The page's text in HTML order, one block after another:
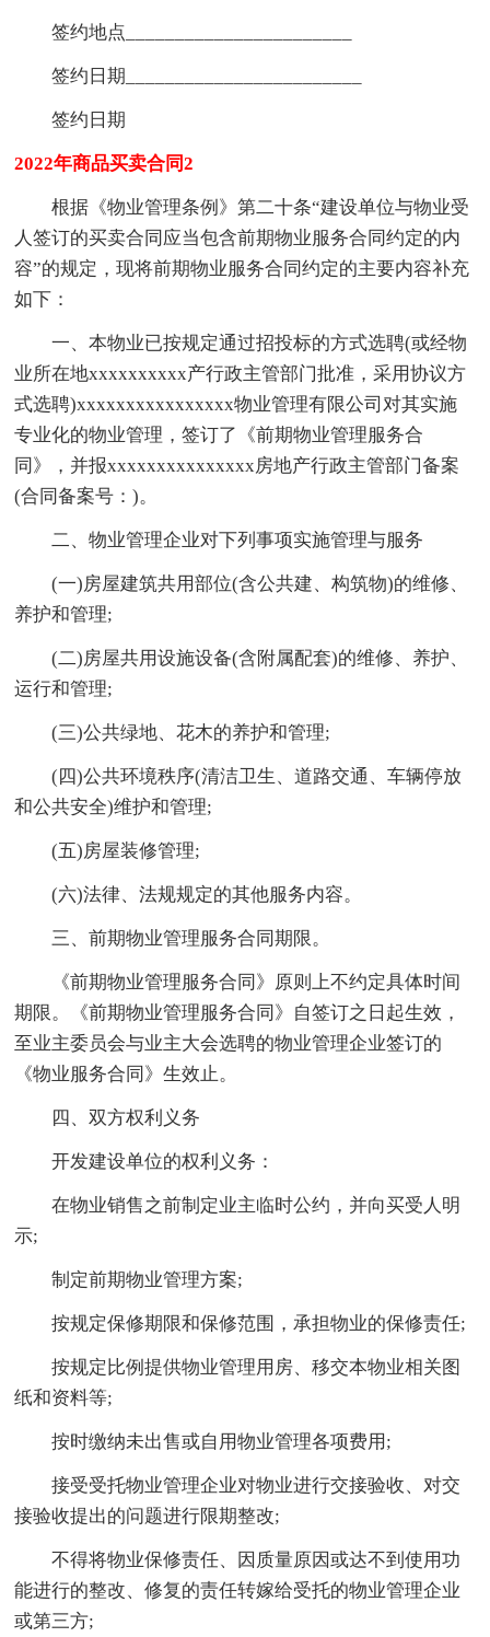
签约地点_______________________
签约日期________________________
签约日期
2022年商品买卖合同2
根据《物业管理条例》第二十条“建设单位与物业受
人签订的买卖合同应当包含前期物业服务合同约定的内
容”的规定，现将前期物业服务合同约定的主要内容补充
如下：
一、本物业已按规定通过招投标的方式选聘(或经物
业所在地xxxxxxxxxx产行政主管部门批准，采用协议方
式选聘)xxxxxxxxxxxxxxxx物业管理有限公司对其实施
专业化的物业管理，签订了《前期物业管理服务合
同》，并报xxxxxxxxxxxxxxx房地产行政主管部门备案
(合同备案号：)。
二、物业管理企业对下列事项实施管理与服务
(一)房屋建筑共用部位(含公共建、构筑物)的维修、
养护和管理;
(二)房屋共用设施设备(含附属配套)的维修、养护、
运行和管理;
(三)公共绿地、花木的养护和管理;
(四)公共环境秩序(清洁卫生、道路交通、车辆停放
和公共安全)维护和管理;
(五)房屋装修管理;
(六)法律、法规规定的其他服务内容。
三、前期物业管理服务合同期限。
《前期物业管理服务合同》原则上不约定具体时间
期限。《前期物业管理服务合同》自签订之日起生效，
至业主委员会与业主大会选聘的物业管理企业签订的
《物业服务合同》生效止。
四、双方权利义务
开发建设单位的权利义务：
在物业销售之前制定业主临时公约，并向买受人明
示;
制定前期物业管理方案;
按规定保修期限和保修范围，承担物业的保修责任;
按规定比例提供物业管理用房、移交本物业相关图
纸和资料等;
按时缴纳未出售或自用物业管理各项费用;
接受受托物业管理企业对物业进行交接验收、对交
接验收提出的问题进行限期整改;
不得将物业保修责任、因质量原因或达不到使用功
能进行的整改、修复的责任转嫁给受托的物业管理企业
或第三方;